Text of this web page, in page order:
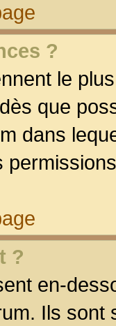
?
le
que
dans
?
en-
Ils